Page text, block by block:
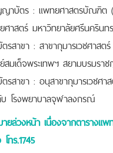
าบัตร : แพทยศาสตรบัณฑิต
ศาสตร์ มหาวิทยาลัยศรีนครินท
สาขา : สาขากุมารเวชศาสต
มเด็จพระเทพฯ สยามบรมราช
สาขา : อนุสาขากุมารเวชศา
บ โรงพยาบาลจุฬาลงกรณ์
ยล่วงหน้า เนื่องจากตารางแพ
ทร.1745